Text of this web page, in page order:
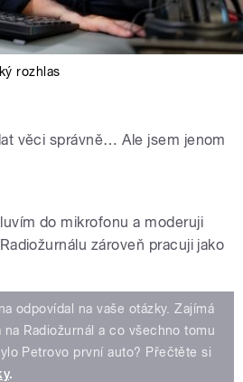
rozhlas
věci správně… Ale jsem jenom
do mikrofonu a moderuji
zároveň pracuji jako
odpovídal na vaše otázky. Zajímá
Radiožurnál a co všechno tomu
Petrovo první auto? Přečtěte si
.